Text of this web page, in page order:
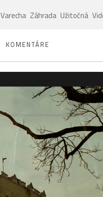
Varecha Záhrada Užitočná
KOMENTÁRE